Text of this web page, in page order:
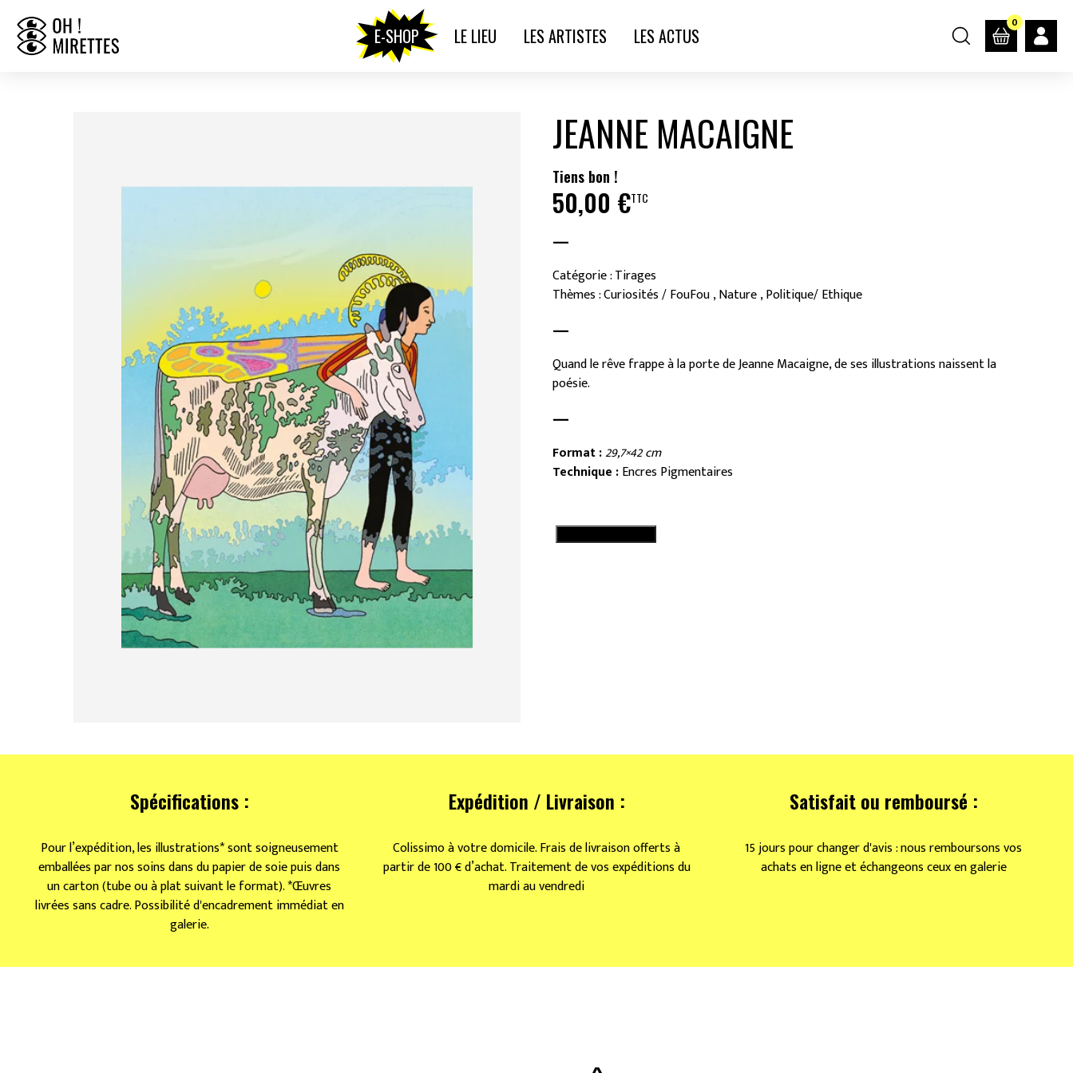
E-SHOP LE LIEU LES ARTISTES LES ACTUS
0
JEANNE MACAIGNE
Tiens bon !
50,00 €TTC
—
Catégorie : Tirages
Thèmes : Curiosités / FouFou , Nature , Politique/ Ethique
—
Quand le rêve frappe à la porte de Jeanne Macaigne, de ses illustrations naissent la
poésie.
—
Format :29,7×42 cm
Technique :Encres Pigmentaires
quantité
Spécifications :
Pour l’expédition, les illustrations* sont soigneusement
emballées par nos soins dans du papier de soie puis dans
un carton (tube ou à plat suivant le format). *Œuvres
livrées sans cadre. Possibilité d'encadrement immédiat en
galerie.
Expédition / Livraison :
Colissimo à votre domicile. Frais de livraison offerts à
partir de 100 € d’achat. Traitement de vos expéditions du
mardi au vendredi
Satisfait ou remboursé :
15 jours pour changer d'avis : nous remboursons vos
achats en ligne et échangeons ceux en galerie